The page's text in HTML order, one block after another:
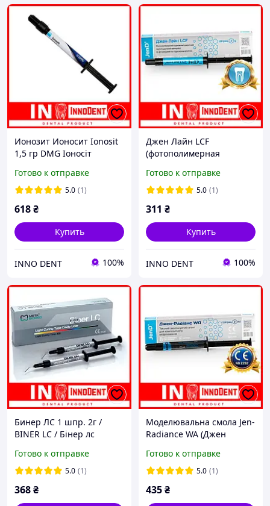
Ионозит Ионосит Ionosit
1,5 гр DMG Іоносіт
Готово к отправке
5.0 (1)
618₴
Купить
INNO DENT 100%
Джен Лайн LCF
(фотополимерная
прокладка) 3г / Jen-Line
LCF / (Джен-Лайн ЛЦФ)
Готово к отправке
5.0 (1)
311 ₴
Купить
INNO DENT 100%
Бинер ЛС 1 шпр. 2г /
BINER LC / Бінер лс
Готово к отправке
5.0 (1)
368₴
Моделювальна смола Jen-
Radiance WA (Джен
(Jendental)
Готово к отправке
5.0 (1)
435₴